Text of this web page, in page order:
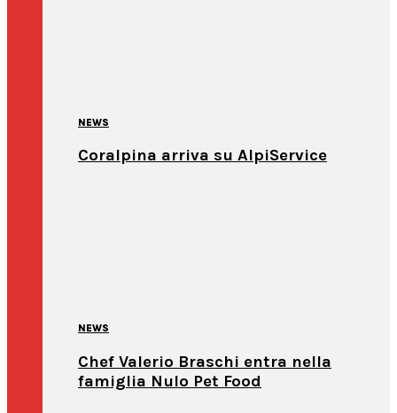
NEWS
Coralpina arriva su AlpiService
NEWS
Chef Valerio Braschi entra nella
famiglia Nulo Pet Food